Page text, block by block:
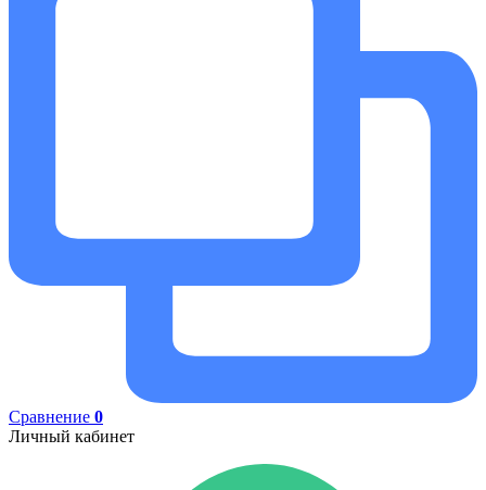
Сравнение 0
Личный кабинет